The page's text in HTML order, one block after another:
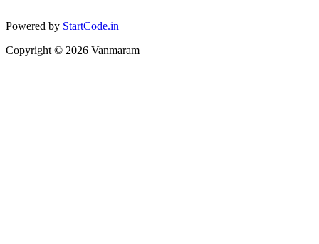
Powered by StartCode.in
Copyright © 2026 Vanmaram